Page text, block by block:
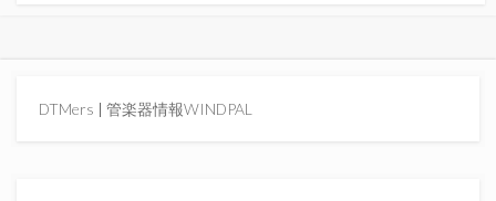
DTMers | 管楽器情報WINDPAL